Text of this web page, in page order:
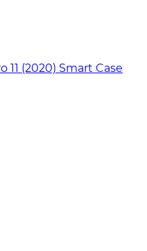
11 (2020) Smart Case